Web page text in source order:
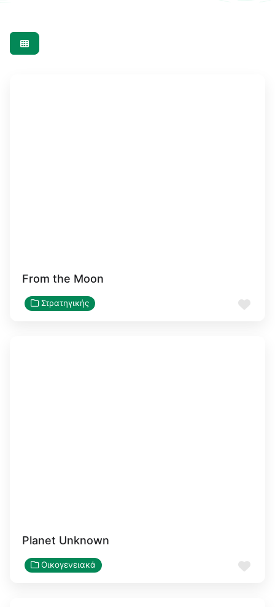
From the Moon
Στρατηγικής
Planet Unknown
Οικογενειακά